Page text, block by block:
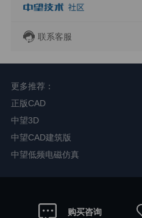
联系客服
更多推荐：
正版CAD
中望3D
中望CAD建筑版
中望低频电磁仿真
购买咨询